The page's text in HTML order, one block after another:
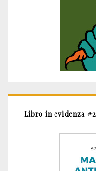
Libro in evidenza #2